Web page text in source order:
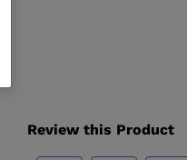
sa version la plus